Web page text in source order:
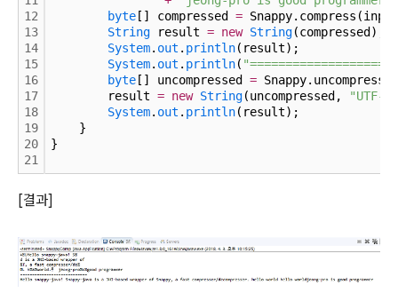
12
13
14
15
16
17
18
19
20
21
byte [] compressed =
String result = new String(compressed);
System. out . println(result);
System. out . println(
byte [] uncompressed =
result = new String(uncompressed,
"UTF-8"
System. out . println(result);
}
}
[결과]